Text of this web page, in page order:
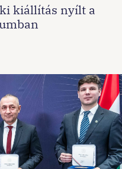
kiállítás nyílt a